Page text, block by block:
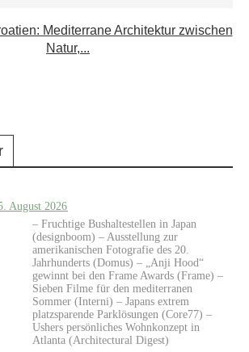
Mediterrane Architektur zwischen
Natur,...
August 2026
– Fruchtige Bushaltestellen in Japan
(designboom) – Ausstellung zur
amerikanischen Fotografie des 20.
Jahrhunderts (Domus) – „Anji Hood“
gewinnt bei den Frame Awards (Frame) –
Sieben Filme für den mediterranen
Sommer (Interni) – Japans extrem
platzsparende Parklösungen (Core77) –
Ushers persönliches Wohnkonzept in
Atlanta (Architectural Digest)